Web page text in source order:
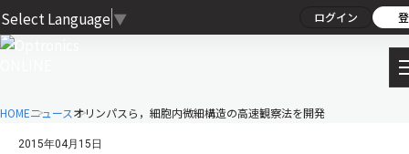
Select Language ▼ ログイン
HOMEニュースオリンパスら，細胞内微細構造の高速観察法を開発
2015年04月15日